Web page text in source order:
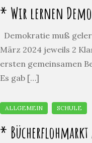
* Wir lernen
Demokratie muß
März 2024 jeweils 2
ersten gemeinsamen
Es gab […]
* Bücherflohmarkt